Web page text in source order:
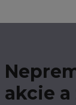
akcie a